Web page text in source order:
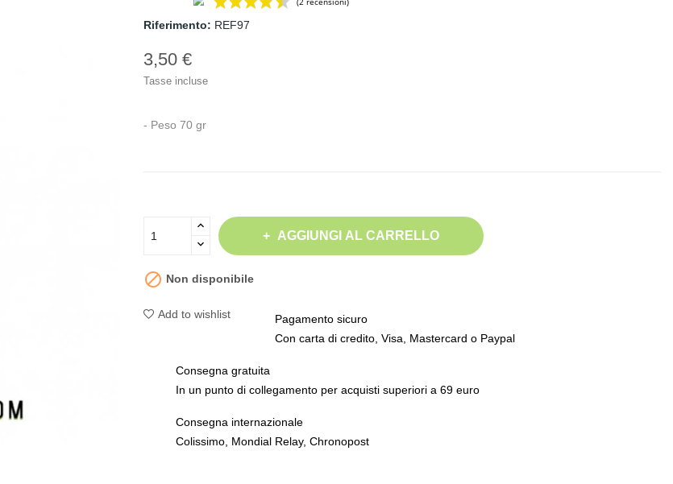
Riferimento: REF97
3,50 €
Tasse incluse
- Peso 70 gr
AGGIUNGI AL CARRELLO
 Non disponibile
Add to wishlist
Pagamento sicuro
Con carta di credito, Visa, Mastercard o Paypal
Consegna gratuita
In un punto di collegamento per acquisti superiori a 69 euro
Consegna internazionale
Colissimo, Mondial Relay, Chronopost